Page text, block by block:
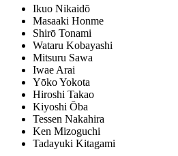
Ikuo Nikaidō
Masaaki Honme
Shirō Tonami
Wataru Kobayashi
Mitsuru Sawa
Iwae Arai
Yōko Yokota
Hiroshi Takao
Kiyoshi Ōba
Tessen Nakahira
Ken Mizoguchi
Tadayuki Kitagami